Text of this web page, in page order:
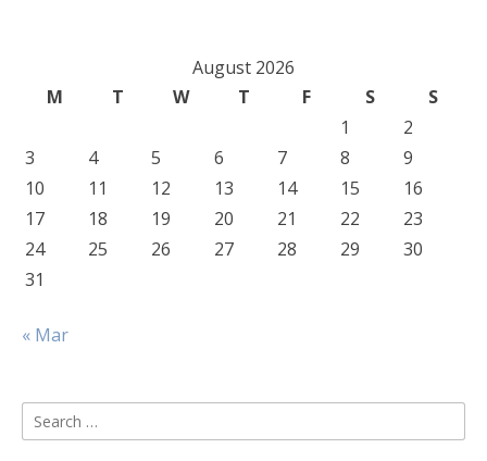
August 2026
M
T W T F S
S
1
2
3
4 5 6 7 8
9
10
11 12 13 14 15
16
17
18 19 20 21 22
23
24
25 26 27 28 29
30
31
« Mar
Search
for: